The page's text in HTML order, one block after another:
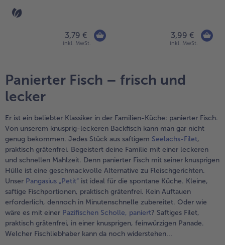
3,79 €
inkl. MwSt.
3,99 €
inkl. MwSt.
Panierter Fisch – frisch und
lecker
Er ist ein beliebter Klassiker in der Familien-Küche: panierter Fisch.
Von unserem knusprig-leckeren Backfisch kann man gar nicht
genug bekommen. Jedes Stück aus saftigem Seelachs-Filet,
praktisch grätenfrei. Begeistert deine Familie mit einer leckeren
und schnellen Mahlzeit. Denn panierter Fisch mit seiner knusprigen
Hülle ist eine geschmackvolle Alternative zu Fleischgerichten.
Unser Pangasius „Petit“ ist ideal für die spontane Küche. Kleine,
saftige Fischportionen, praktisch grätenfrei. Kein Auftauen
erforderlich, dennoch in Minutenschnelle zubereitet. Oder wie
wäre es mit einer Pazifischen Scholle, paniert? Saftiges Filet,
praktisch grätenfrei, in einer knusprigen, feinwürzigen Panade.
Welcher Fischliebhaber kann da noch widerstehen...